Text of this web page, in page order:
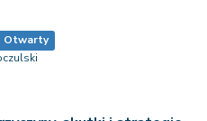
Otwarty